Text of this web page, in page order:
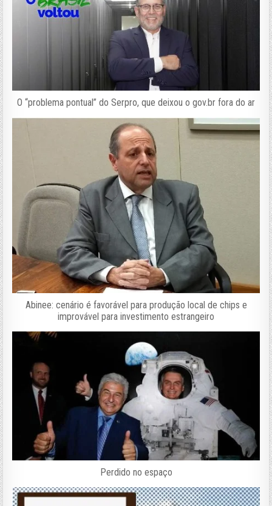
O “problema pontual” do Serpro, que deixou o gov.br fora do ar
Abinee: cenário é favorável para produção local de chips e
improvável para investimento estrangeiro
Perdido no espaço